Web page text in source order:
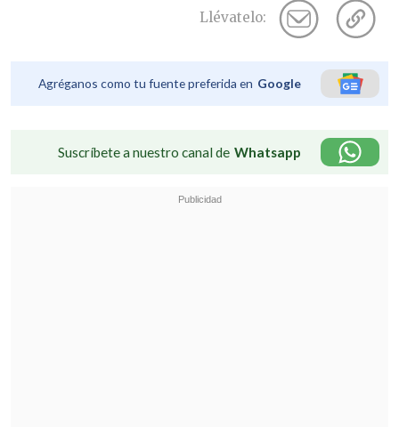
Llévatelo:
Agréganos como tu fuente preferida en Google
Suscríbete a nuestro canal de Whatsapp